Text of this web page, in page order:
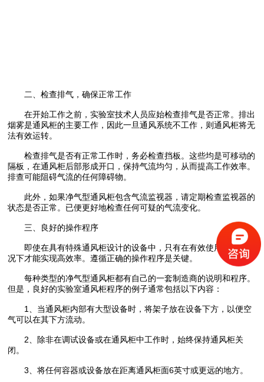
二、检查排气，确保正常工作
在开始工作之前，实验室技术人员应始检查排气是否正常。排出
烟雾是通风柜的主要工作，因此一旦通风系统不工作，则通风柜将无
法有效运转。
检查排气是否有正常工作时，务必检查挡板。这些均是可移动的
隔板，在通风柜后部形成开口，保持气流均匀，从而提高工作效率。
排查可能阻碍气流的任何障碍物。
此外，如果净气型通风柜包含气流监视器，请定期检查监视器的
状态是否正常。已便更好地检查任何可疑的气流变化。
三、良好的操作程序
即使在具有特殊通风柜设计的设备中，只有在有效使用设备的情
况下才能实现高效率。遵循正确的操作程序是关键。
每种类型的净气型通风柜都有自己的一套制造商的说明和程序。
但是，良好的实验室通风柜程序的例子通常包括以下内容：
1、当通风柜内部有大型设备时，将架子放在设备下方，以便空
气可以在其下方流动。
2、除非在调试设备或在通风柜中工作时，始终保持通风柜关
闭。
3、将任何容器或设备放在距离通风柜面6英寸或更远的地方。